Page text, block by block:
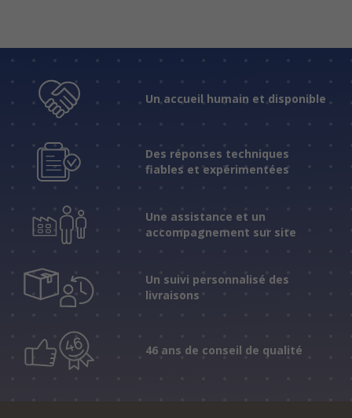
Un accueil humain et disponible
Des réponses techniques
fiables et expérimentées
Une assistance et un
accompagnement sur site
Un suivi personnalisé des
livraisons
46 ans de conseil de qualité